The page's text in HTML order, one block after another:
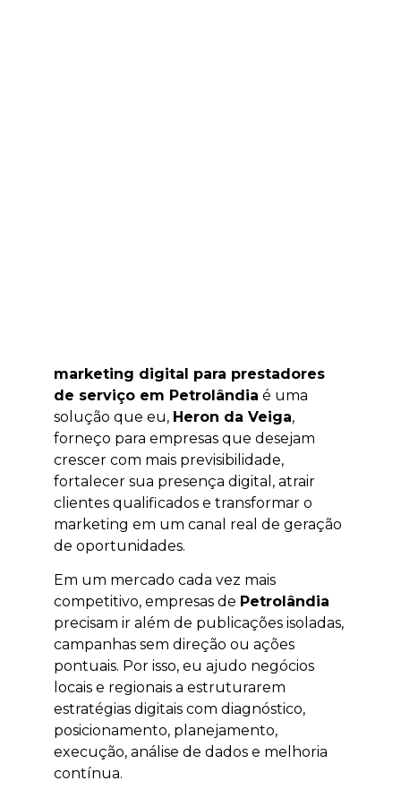
marketing digital para prestadores
de serviço em Petrolândia é uma
solução que eu, Heron da Veiga,
forneço para empresas que desejam
crescer com mais previsibilidade,
fortalecer sua presença digital, atrair
clientes qualificados e transformar o
marketing em um canal real de geração
de oportunidades.
Em um mercado cada vez mais
competitivo, empresas de Petrolândia
precisam ir além de publicações isoladas,
campanhas sem direção ou ações
pontuais. Por isso, eu ajudo negócios
locais e regionais a estruturarem
estratégias digitais com diagnóstico,
posicionamento, planejamento,
execução, análise de dados e melhoria
contínua.